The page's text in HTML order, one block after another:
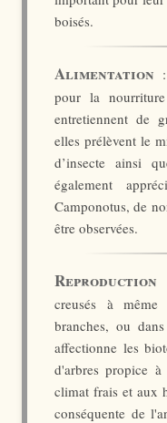
boisés.
Alimentation
pour la
entretiennent de
elles prélèvent le
d’insecte ainsi
également
Camponotus, de
être observées.
Reproduction
creusés à
branches, ou
affectionne les
d'arbres propice
climat frais et aux
conséquente de